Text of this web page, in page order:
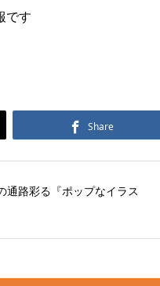
です
Share
通路彩る『ポップなイラス